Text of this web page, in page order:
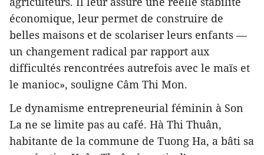
économique, leur permet de construire de
belles maisons et de scolariser leurs enfants —
un changement radical par rapport aux
difficultés rencontrées autrefois avec le maïs et
le manioc», souligne Câm Thi Mon.
Le dynamisme entrepreneurial féminin à Son
La ne se limite pas au café. Hà Thi Thuân,
habitante de la commune de Tuong Ha, a bâti sa